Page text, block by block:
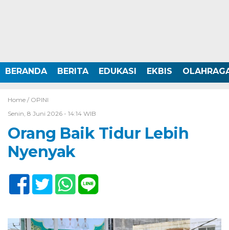
BERANDA BERITA EDUKASI EKBIS
Home / OPINI
Senin, 8 Juni 2026 - 14:14 WIB
Orang Baik Tidur Lebih
Nyenyak